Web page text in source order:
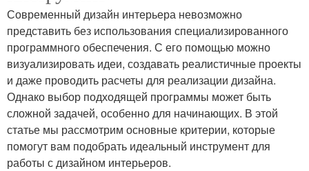
Современный дизайн интерьера невозможно
представить без использования специализированного
программного обеспечения. С его помощью можно
визуализировать идеи, создавать реалистичные проекты
и даже проводить расчеты для реализации дизайна.
Однако выбор подходящей программы может быть
сложной задачей, особенно для начинающих. В этой
статье мы рассмотрим основные критерии, которые
помогут вам подобрать идеальный инструмент для
работы с дизайном интерьеров.